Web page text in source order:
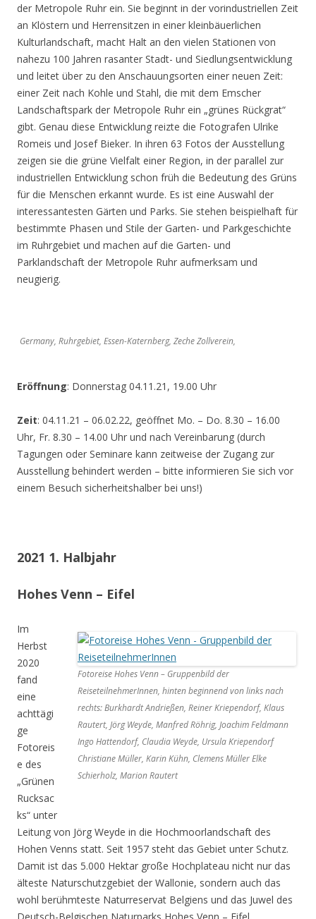
der Metropole Ruhr ein. Sie beginnt in der vorindustriellen Zeit
an Klöstern und Herrensitzen in einer kleinbäuerlichen
Kulturlandschaft, macht Halt an den vielen Stationen von
nahezu 100 Jahren rasanter Stadt- und Siedlungsentwicklung
und leitet über zu den Anschauungsorten einer neuen Zeit:
einer Zeit nach Kohle und Stahl, die mit dem Emscher
Landschaftspark der Metropole Ruhr ein „grünes Rückgrat“
gibt. Genau diese Entwicklung reizte die Fotografen Ulrike
Romeis und Josef Bieker. In ihren 63 Fotos der Ausstellung
zeigen sie die grüne Vielfalt einer Region, in der parallel zur
industriellen Entwicklung schon früh die Bedeutung des Grüns
für die Menschen erkannt wurde. Es ist eine Auswahl der
interessantesten Gärten und Parks. Sie stehen beispielhaft für
bestimmte Phasen und Stile der Garten- und Parkgeschichte
im Ruhrgebiet und machen auf die Garten- und
Parklandschaft der Metropole Ruhr aufmerksam und
neugierig.
Germany, Ruhrgebiet, Essen-Katernberg, Zeche Zollverein,
Eröffnung: Donnerstag 04.11.21, 19.00 Uhr
Zeit: 04.11.21 – 06.02.22, geöffnet Mo. – Do. 8.30 – 16.00
Uhr, Fr. 8.30 – 14.00 Uhr und nach Vereinbarung (durch
Tagungen oder Seminare kann zeitweise der Zugang zur
Ausstellung behindert werden – bitte informieren Sie sich vor
einem Besuch sicherheitshalber bei uns!)
2021 1. Halbjahr
Hohes Venn – Eifel
Fotoreise Hohes Venn – Gruppenbild der
ReiseteilnehmerInnen, hinten beginnend von links nach
rechts: Burkhardt Andrießen, Reiner Kriependorf, Klaus
Rautert, Jörg Weyde, Manfred Röhrig, Joachim Feldmann
Ingo Hattendorf, Claudia Weyde, Ursula Kriependorf
Christiane Müller, Karin Kühn, Clemens Müller Elke
Schierholz, Marion Rautert
Im
Herbst
2020
fand
eine
achttägi
ge
Fotoreis
e des
„Grünen
Rucksac
ks“ unter
Leitung von Jörg Weyde in die Hochmoorlandschaft des
Hohen Venns statt. Seit 1957 steht das Gebiet unter Schutz.
Damit ist das 5.000 Hektar große Hochplateau nicht nur das
älteste Naturschutzgebiet der Wallonie, sondern auch das
wohl berühmteste Naturreservat Belgiens und das Juwel des